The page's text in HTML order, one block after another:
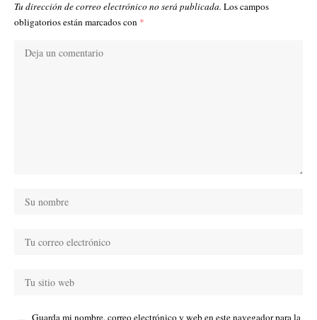
Tu dirección de correo electrónico no será publicada. Los campos
obligatorios están marcados con *
Guarda mi nombre, correo electrónico y web en este navegador para la